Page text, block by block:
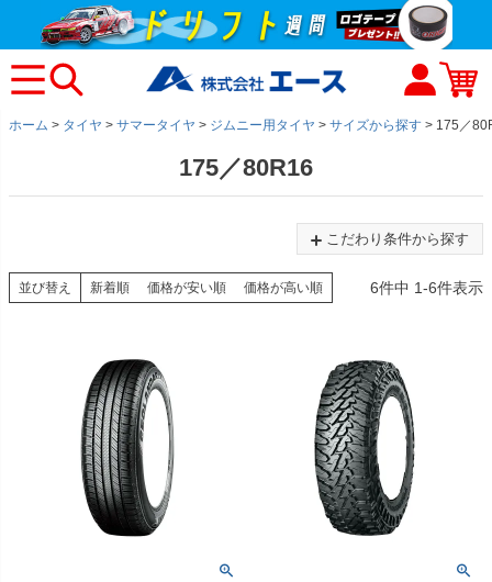
ホーム タイヤ サマータイヤ ジムニー用タイヤ サイズから探す 175／
175／80R16
こだわり条件から探す
並び替え 新着順 価格が安い順 価格が高い順 6件中 1-6件表示